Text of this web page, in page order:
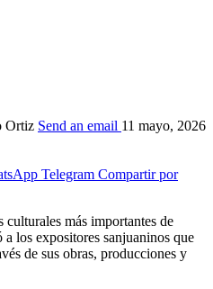
Ortiz Send an email 11 mayo, 2026
Telegram Compartir por
culturales más importantes de
los expositores sanjuaninos que
de sus obras, producciones y